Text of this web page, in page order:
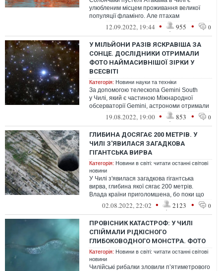
улюбленим місцем проживання великої
популяції фламінго. Але птахам
загрожує небезпека, адже на околицях
12.09.2022, 19:44 • 955 • 0
У МІЛЬЙОНИ РАЗІВ ЯСКРАВІША ЗА
СОНЦЕ. ДОСЛІДНИКИ ОТРИМАЛИ
ФОТО НАЙМАСИВНІШОЇ ЗІРКИ У
ВСЕСВІТІ
Категорія: Новини науки та техніки
За допомогою телескопа Gemini South
у Чилі, який є частиною Міжнародної
обсерваторії Gemini, астрономи отримали
чітке зображення зірки R136a1 — наймас...
19.08.2022, 19:00 • 853 • 0
ГЛИБИНА ДОСЯГАЄ 200 МЕТРІВ. У
ЧИЛІ З'ЯВИЛАСЯ ЗАГАДКОВА
ГІГАНТСЬКА ВИРВА
Категорія: Новини в світі: читати останні світові
новини
У Чилі з'явилася загадкова гігантська
вирва, глибина якої сягає 200 метрів.
Влада країни приголомшена, бо поки що
не може з'ясувати, що ховається під ...
02.08.2022, 22:02 • 2123 • 0
ПРОВІСНИК КАТАСТРОФ: У ЧИЛІ
СПІЙМАЛИ РІДКІСНОГО
ГЛИБОКОВОДНОГО МОНСТРА. ФОТО
Категорія: Новини в світі: читати останні світові
новини
Чилійські рибалки зловили п’ятиметрового